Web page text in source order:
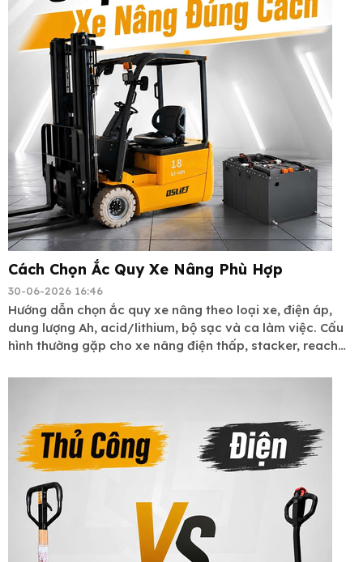
Cách Chọn Ắc Quy Xe Nâng Phù Hợp
30-06-2026 16:46
Hướng dẫn chọn ắc quy xe nâng theo loại xe, điện áp,
dung lượng Ah, acid/lithium, bộ sạc và ca làm việc. Cấu
hình thường gặp cho xe nâng điện thấp, stacker, reach